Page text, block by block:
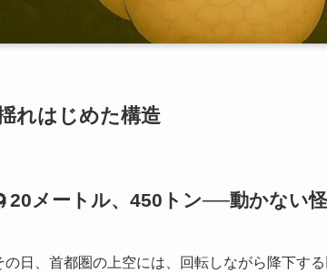
れはじめた構造
メートル、450トン──動かない
の日、首都圏の上空には、回転しながら降下する